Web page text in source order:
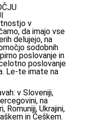
v
da imajo vse
delujejo, na
sodobnih
poslovanje in
poslovanje
Le-te imate na
v Sloveniji,
na
Romuniji, Ukrajini,
in Češkem.